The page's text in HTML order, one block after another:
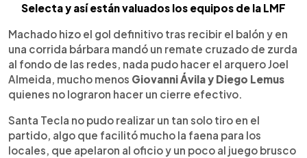
Selecta y así están valuados los equipos de la LMF
Machado hizo el gol definitivo tras recibir el balón y en
una corrida bárbara mandó un remate cruzado de zurda
al fondo de las redes, nada pudo hacer el arquero Joel
Almeida, mucho menos Giovanni Ávila y Diego Lemus
quienes no lograron hacer un cierre efectivo.
Santa Tecla no pudo realizar un tan solo tiro en el
partido, algo que facilitó mucho la faena para los
locales, que apelaron al oficio y un poco al juego brusco